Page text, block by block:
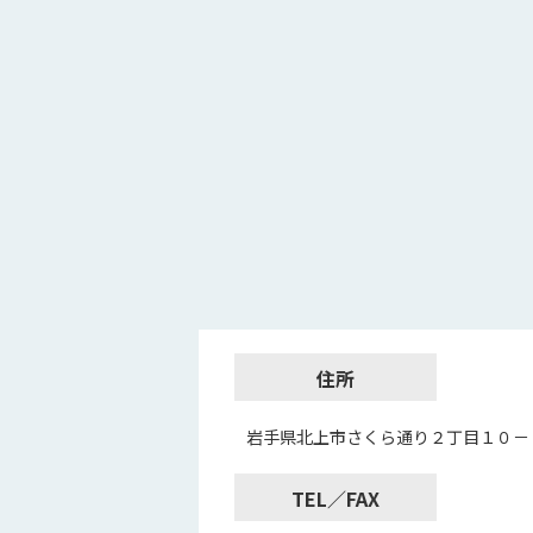
住所
岩手県北上市さくら通り２丁目１０
TEL／FAX